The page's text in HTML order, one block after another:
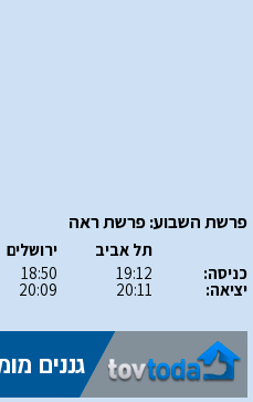
פרשת השבוע: פרשת ראה
כניסה:
יציאה:
תל אביב
19:12
20:11
ירושלים
18:50
20:09